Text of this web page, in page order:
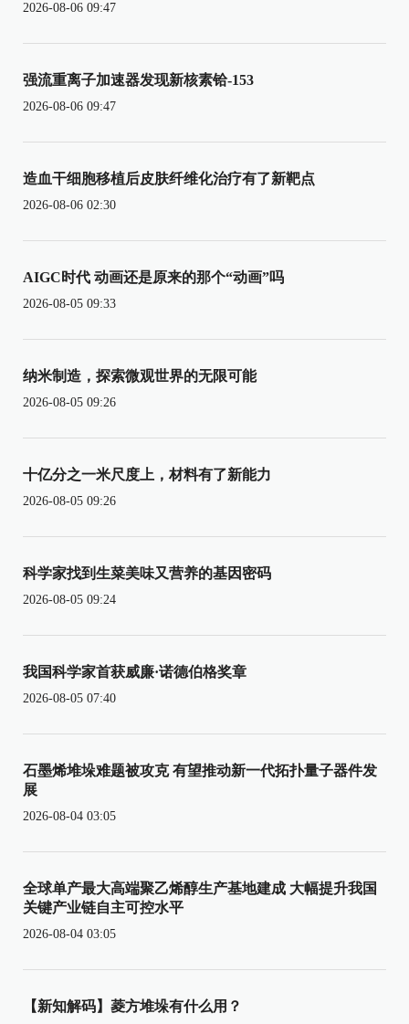
2026-08-06 09:47
强流重离子加速器发现新核素铪-153
2026-08-06 09:47
造血干细胞移植后皮肤纤维化治疗有了新靶点
2026-08-06 02:30
AIGC时代 动画还是原来的那个“动画”吗
2026-08-05 09:33
纳米制造，探索微观世界的无限可能
2026-08-05 09:26
十亿分之一米尺度上，材料有了新能力
2026-08-05 09:26
科学家找到生菜美味又营养的基因密码
2026-08-05 09:24
我国科学家首获威廉·诺德伯格奖章
2026-08-05 07:40
石墨烯堆垛难题被攻克 有望推动新一代拓扑量子器件发
展
2026-08-04 03:05
全球单产最大高端聚乙烯醇生产基地建成 大幅提升我国
关键产业链自主可控水平
2026-08-04 03:05
【新知解码】菱方堆垛有什么用？